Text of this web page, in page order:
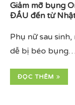
Giảm mỡ bụng
ĐẦU đến từ
Phụ nữ sau
dễ bị béo bụng…
ĐỌC THÊM